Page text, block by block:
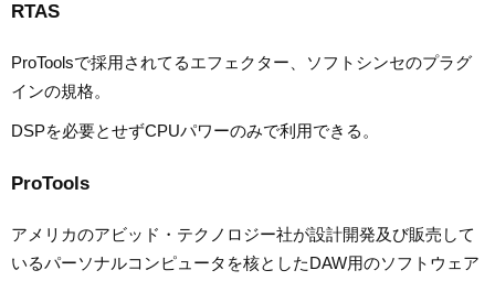
RTAS
ProToolsで採用されてるエフェクター、ソフトシンセのプラグ
インの規格。
DSPを必要とせずCPUパワーのみで利用できる。
ProTools
アメリカのアビッド・テクノロジー社が設計開発及び販売して
いるパーソナルコンピュータを核としたDAW用のソフトウェア